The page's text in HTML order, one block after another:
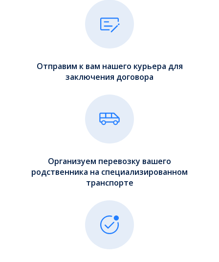
Отправим к вам нашего курьера для
заключения договора
Организуем перевозку вашего
родственника на специализированном
транспорте